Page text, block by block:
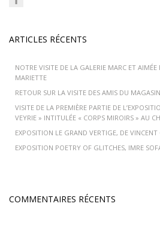
ARTICLES RÉCENTS
NOTRE VISITE DE LA GALERIE MARC ET
MARIETTE
RETOUR SUR LA VISITE DES AMIS DU
VISITE DE LA PREMIÈRE PARTIE DE
VEYRIE » INTITULÉE « CORPS MIROIRS » AU
EXPOSITION LE GRAND VERTIGE, DE VINCENT
EXPOSITION POETRY OF GLITCHES, IMRE
COMMENTAIRES RÉCENTS